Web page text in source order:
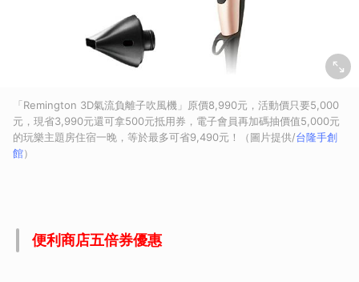
「Remington 3D氣流負離子吹風機」原價8,990元，活動價只要5,000
元，現省3,990元還可拿500元抵用券，電子會員再加碼抽價值5,000元
的玩樂主題房住宿一晚，等於最多可省9,490元！（圖片提供/台隆手創
館）
便利商店五倍券優惠